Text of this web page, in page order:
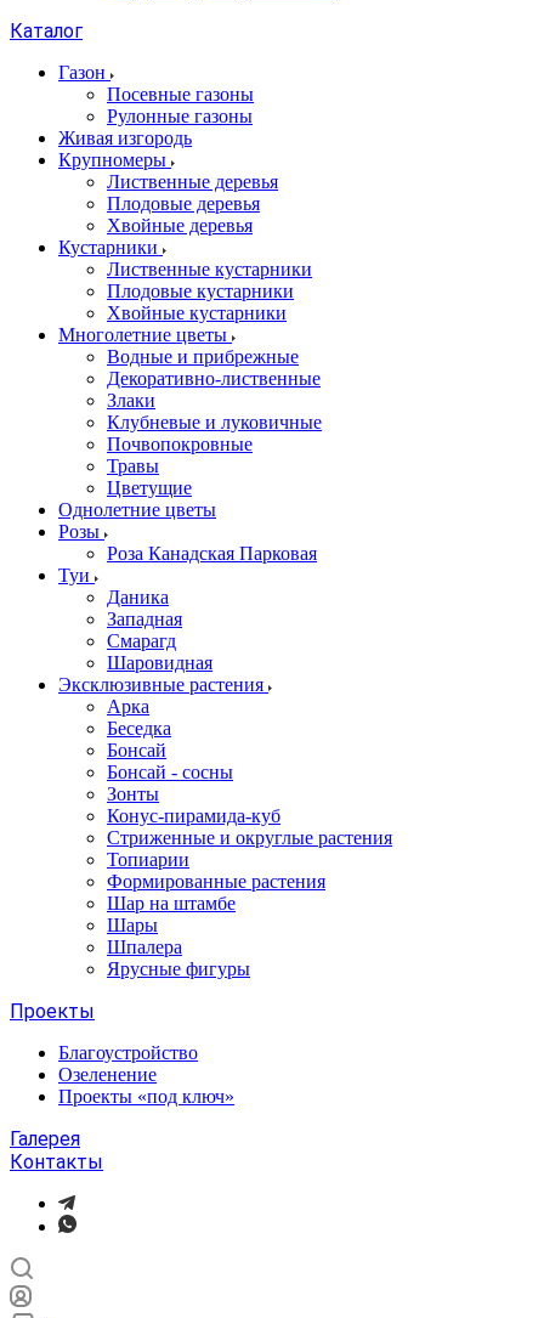
Каталог
Газон
Посевные газоны
Рулонные газоны
Живая изгородь
Крупномеры
Лиственные деревья
Плодовые деревья
Хвойные деревья
Кустарники
Лиственные кустарники
Плодовые кустарники
Хвойные кустарники
Многолетние цветы
Водные и прибрежные
Декоративно-лиственные
Злаки
Клубневые и луковичные
Почвопокровные
Травы
Цветущие
Однолетние цветы
Розы
Роза Канадская Парковая
Туи
Даника
Западная
Смарагд
Шаровидная
Эксклюзивные растения
Арка
Беседка
Бонсай
Бонсай - сосны
Зонты
Конус-пирамида-куб
Стриженные и округлые растения
Топиарии
Формированные растения
Шар на штамбе
Шары
Шпалера
Ярусные фигуры
Проекты
Благоустройство
Озеленение
Проекты «под ключ»
Галерея
Контакты